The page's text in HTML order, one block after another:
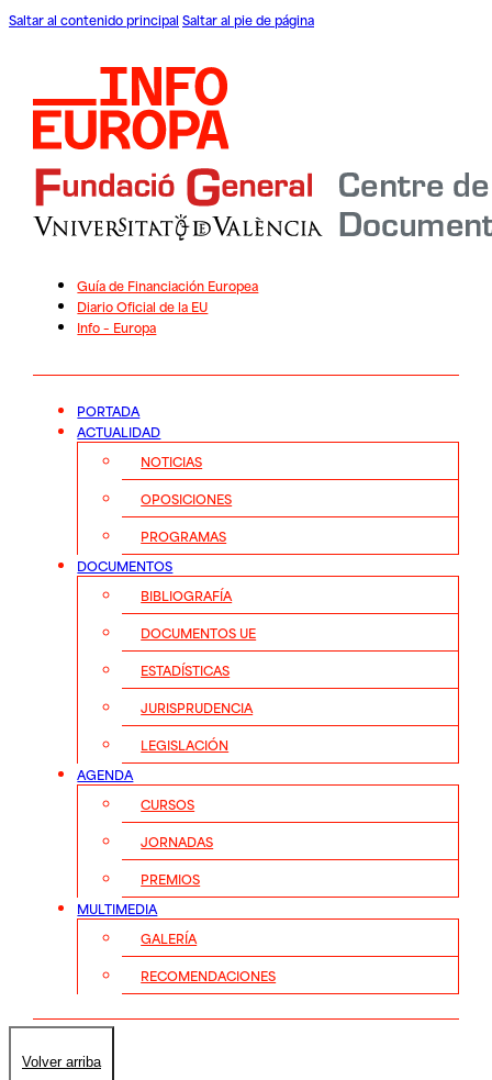
Saltar al contenido principal Saltar al pie de página
Guía de Financiación Europea
Diario Oficial de la EU
Info – Europa
PORTADA
ACTUALIDAD
NOTICIAS
OPOSICIONES
PROGRAMAS
DOCUMENTOS
BIBLIOGRAFÍA
DOCUMENTOS UE
ESTADÍSTICAS
JURISPRUDENCIA
LEGISLACIÓN
AGENDA
CURSOS
JORNADAS
PREMIOS
MULTIMEDIA
GALERÍA
RECOMENDACIONES
Volver arriba